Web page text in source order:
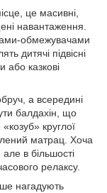
це масивні,
навантаження.
обмежувачами
дитячі підвісні
або казкові
а всередині
балдахін, що
круглої
матрац. Хоча
але в більшості
релаксу.
нагадують